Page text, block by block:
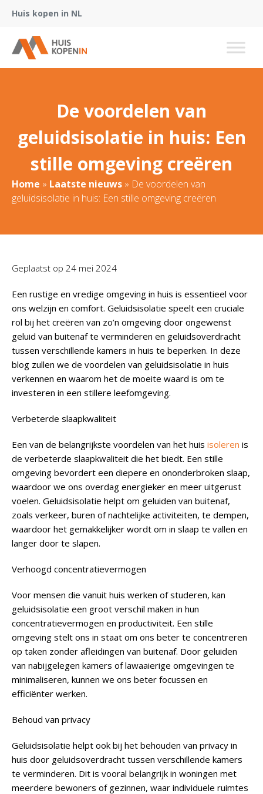
Huis kopen in NL
De voordelen van
geluidsisolatie in huis: Een
stille omgeving creëren
Home » Laatste nieuws » De voordelen van
geluidsisolatie in huis: Een stille omgeving creëren
Geplaatst op 24 mei 2024
Een rustige en vredige omgeving in huis is essentieel voor
ons welzijn en comfort. Geluidsisolatie speelt een cruciale
rol bij het creëren van zo’n omgeving door ongewenst
geluid van buitenaf te verminderen en geluidsoverdracht
tussen verschillende kamers in huis te beperken. In deze
blog zullen we de voordelen van geluidsisolatie in huis
verkennen en waarom het de moeite waard is om te
investeren in een stillere leefomgeving.
Verbeterde slaapkwaliteit
Een van de belangrijkste voordelen van het huis isoleren is
de verbeterde slaapkwaliteit die het biedt. Een stille
omgeving bevordert een diepere en ononderbroken slaap,
waardoor we ons overdag energieker en meer uitgerust
voelen. Geluidsisolatie helpt om geluiden van buitenaf,
zoals verkeer, buren of nachtelijke activiteiten, te dempen,
waardoor het gemakkelijker wordt om in slaap te vallen en
langer door te slapen.
Verhoogd concentratievermogen
Voor mensen die vanuit huis werken of studeren, kan
geluidsisolatie een groot verschil maken in hun
concentratievermogen en productiviteit. Een stille
omgeving stelt ons in staat om ons beter te concentreren
op taken zonder afleidingen van buitenaf. Door geluiden
van nabijgelegen kamers of lawaaierige omgevingen te
minimaliseren, kunnen we ons beter focussen en
efficiënter werken.
Behoud van privacy
Geluidsisolatie helpt ook bij het behouden van privacy in
huis door geluidsoverdracht tussen verschillende kamers
te verminderen. Dit is vooral belangrijk in woningen met
meerdere bewoners of gezinnen, waar individuele ruimtes